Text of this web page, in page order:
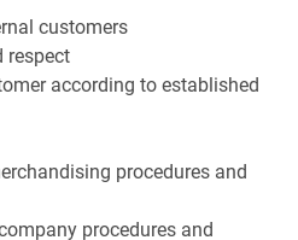
customers
respect
according to established
procedures and
procedures and